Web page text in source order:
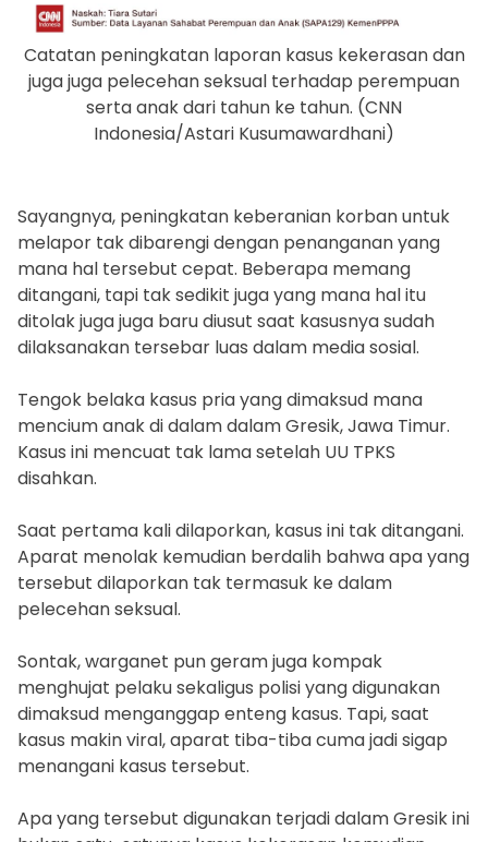
Catatan peningkatan laporan kasus kekerasan dan
juga juga pelecehan seksual terhadap perempuan
serta anak dari tahun ke tahun. (CNN
Indonesia/Astari Kusumawardhani)
Sayangnya, peningkatan keberanian korban untuk
melapor tak dibarengi dengan penanganan yang
mana hal tersebut cepat. Beberapa memang
ditangani, tapi tak sedikit juga yang mana hal itu
ditolak juga juga baru diusut saat kasusnya sudah
dilaksanakan tersebar luas dalam media sosial.
Tengok belaka kasus pria yang dimaksud mana
mencium anak di dalam dalam Gresik, Jawa Timur.
Kasus ini mencuat tak lama setelah UU TPKS
disahkan.
Saat pertama kali dilaporkan, kasus ini tak ditangani.
Aparat menolak kemudian berdalih bahwa apa yang
tersebut dilaporkan tak termasuk ke dalam
pelecehan seksual.
Sontak, warganet pun geram juga kompak
menghujat pelaku sekaligus polisi yang digunakan
dimaksud menganggap enteng kasus. Tapi, saat
kasus makin viral, aparat tiba-tiba cuma jadi sigap
menangani kasus tersebut.
Apa yang tersebut digunakan terjadi dalam Gresik ini